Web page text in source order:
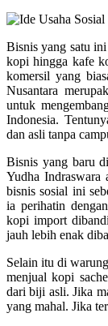
Bisnis yang satu
kopi hingga kafe
komersil yang
Nusantara
untuk
Indonesia.
dan asli tanpa
Bisnis yang baru
Yudha Indraswara
bisnis sosial ini
ia perihatin
kopi import
jauh lebih enak
Selain itu di
menjual kopi
dari biji asli. Jika
yang mahal. Jika